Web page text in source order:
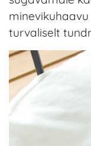
turvaliselt